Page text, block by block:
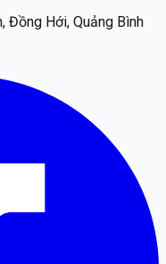
Đồng Hới, Quảng Bình